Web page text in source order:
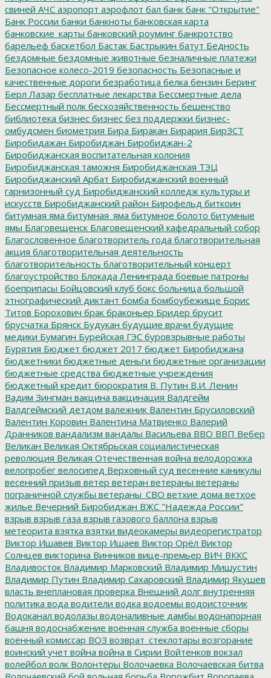
свиней АЧС аэропорт аэрофлот бал банк банк "Открытие"
Банк России банки банкноты банковская карта
банковские_карты банковский роуминг банкротство
барельеф баскетбол Бастак Бастрыкин батут Бедность
бездомные бездомные животные безналичные платежи
Безопасное колесо-2019 безопасность Безопасные и
качественные дороги безработица белка бензин Беринг
Берл Лазар бесплатные лекарства Бессмертные дела
Бессмертный полк бесхозяйственность бешенство
библиотека бизнес бизнес без поддержки бизнес-
омбудсмен биометрия Бира Биракан Бирария БирЗСТ
Биробидажан Биробиджан Биробиджан-2
Биробиджанская воспитательная колония
Биробиджанская таможня Биробиджанская ТЭЦ
Биробиджанский Арбат Биробиджанский военный
гарнизонный суд Биробиджанский колледж культуры и
искусств Биробиджанский район Бирофельд биткоин
битумная яма битумная_яма битумное болото битумные
ямы Благовещенск Благовещенский кафедральный собор
Благословенное благотворитель года благотворительная
акция благотворительная деятельность
благотворительность благотворительный концерт
благоустройство Блокада Ленинграда боевые патроны
боеприпасы Бойцовский клуб бокс больница большой
этнографический диктант бомба бомбоубежище Борис
Титов Борохович брак браконьер Бридер брусит
брусчатка Брянск Будукан будущие врачи будущие
медики Бумагин Бурейская ГЭС буровзрывные работы
Бурятия Бюджет бюджет 2017 бюджет Биробиджана
бюджетники бюджетные деньги бюджетные организации
бюджетные средства бюджетные учреждения
бюджетный кредит бюрократия В. Путин В.И. Ленин
Вадим Зингман вакцина вакцинация Валдгейм
Валдгеймский детдом валежник Валентин Брусиловский
Валентин Коровин Валентина Матвиенко Валерий
Дранников вандализм вандалы Васильева ВВО ВВП Вебер
Великан Великая Октябрьская социалистическая
революция Великая Отечественная война велодорожка
велопробег велосипед Верховный суд весенние каникулы
весенний призыв ветер ветеран ветераны ветераны
пограничной службы ветераны_СВО ветхие дома ветхое
жилье Вечерний Биробиджан ВЖС "Надежда России"
взрыв взрыв газа взрыв газового баллона взрыв
метеорита взятка взятки видеокамеры видеорегистратор
Виктор Ишавев Виктор Ишаев Виктор Орёл Виктор
Солнцев викторина Винников вице-премьер ВИЧ ВККС
Владивосток Владимир Марковский Владимир Мишустин
Владимир Путин Владимир Сахаровский Владимир Якушев
власть внеплановая проверка Внешний долг внутренняя
политика вода водители водка водоемы водоисточник
Водоканал водолазы водоналивные дамбы водонапорная
башня водоснабжение военная служба военные сборы
военный комиссар ВОЗ возврат_стеклотары возгорание
воинский учет война война в Сирии Войтенков вокзал
волейбол волк Волонтеры Волочаевка Волочаевская битва